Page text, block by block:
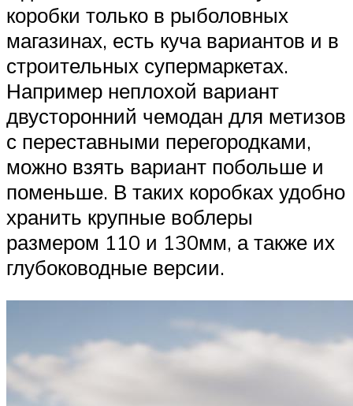
коробки только в рыболовных
магазинах, есть куча вариантов и в
строительных супермаркетах.
Например неплохой вариант
двусторонний чемодан для метизов
с переставными перегородками,
можно взять вариант побольше и
поменьше. В таких коробках удобно
хранить крупные воблеры
размером 110 и 130мм, а также их
глубоководные версии.